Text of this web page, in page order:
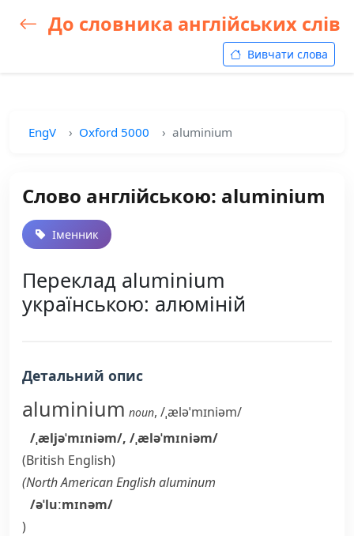
До словника англійських слів
Вивчати слова
EngV Oxford 5000 aluminium
Слово англійською: aluminium
Іменник
Переклад aluminium
українською: алюміній
Детальний опис
aluminium noun, /ˌæləˈmɪniəm/
/ˌæljəˈmɪniəm/, /ˌæləˈmɪniəm/
(British English)
(North American Englishaluminum
/əˈluːmɪnəm/
)